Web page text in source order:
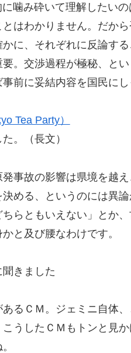
噛み砕いて理解したい
はわかりません。だか
に、それぞれに反論する
。交渉過程が極秘、と
前に妥結内容を国民に
Tea Party）
。（長文）
事故の影響は県境を越
める、というのには異
らともいえない」とか
と及び腰なわけです。
きました
るＣＭ。ジェミニ自体
うしたＣＭもトンと見